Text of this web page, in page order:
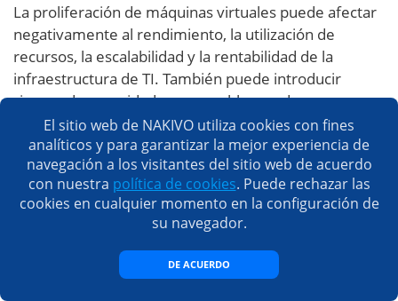
La proliferación de máquinas virtuales puede afectar
negativamente al rendimiento, la utilización de
recursos, la escalabilidad y la rentabilidad de la
infraestructura de TI. También puede introducir
riesgos de seguridad, crear problemas de
cumplimiento y complicar los procesos de backup y
recuperación ante desastres. Controlar la
proliferación de máquinas virtuales y aplicar
estrategias de gestión eficaces es crucial para mitigar
estos efectos y garantizar un entorno informático
más optimizado y eficiente para la empresa.
Manténgase informado sobre las nuevas tecnologías
El sitio web de NAKIVO utiliza cookies con fines
analíticos y para garantizar la mejor experiencia de
navegación a los visitantes del sitio web de acuerdo
con nuestra política de cookies. Puede rechazar las
cookies en cualquier momento en la configuración de
su navegador.
DE ACUERDO